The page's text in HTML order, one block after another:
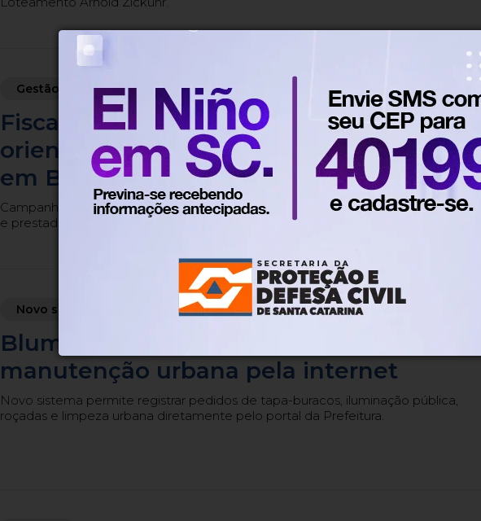
Gestão de resíduos Há 57 minutos
Fiscais do Samae iniciam campanha para
orientar grandes geradores de resíduos
em Blumenau
Campanha começa na próxima segunda-feira (10) e busca orientar comerciantes
e prestadores de serviços sobre as obrigações previstas na legislação municipal.
Novo sistema Em Blumenau
Blumenau passa a receber pedidos de
manutenção urbana pela internet
Novo sistema permite registrar pedidos de tapa-buracos, iluminação pública,
roçadas e limpeza urbana diretamente pelo portal da Prefeitura.